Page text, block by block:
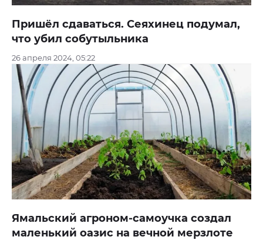
Пришёл сдаваться. Сеяхинец подумал,
что убил собутыльника
26 апреля 2024, 05:22
Ямальский агроном-самоучка создал
маленький оазис на вечной мерзлоте